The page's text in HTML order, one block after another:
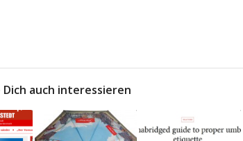
Dich auch interessieren